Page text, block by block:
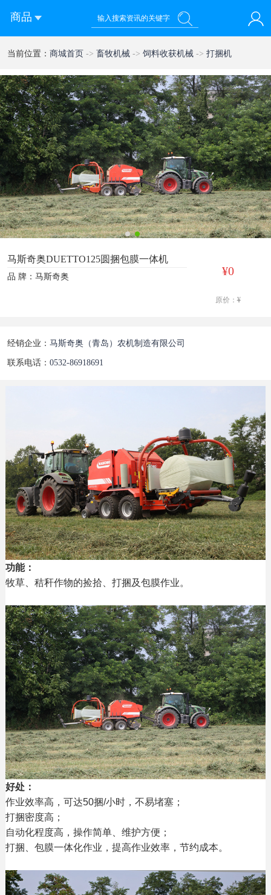
商品
您好！欢迎来到西部农机网
当前位置： 商城首页 -> 畜牧机械 -> 饲料收获机械 -> 打捆机
马斯奇奥DUETTO125圆捆包膜一体机
品 牌：马斯奇奥 ¥0
原价：¥
经销企业： 马斯奇奥（青岛）农机制造有限公司
联系电话： 0532-86918691
功能：
牧草、秸秆作物的捡拾、打捆及包膜作业。
好处：
作业效率高，可达50捆/小时，不易堵塞；
打捆密度高；
自动化程度高，操作简单、维护方便；
打捆、包膜一体化作业，提高作业效率，节约成本。